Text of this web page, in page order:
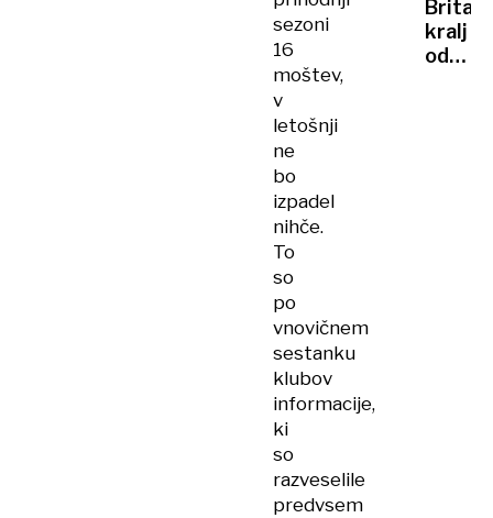
sezoni
16
moštev,
v
letošnji
ne
bo
izpadel
nihče.
To
so
po
vnovičnem
sestanku
klubov
informacije,
ki
so
razveselile
predvsem
Nico
pa
njen
kralj